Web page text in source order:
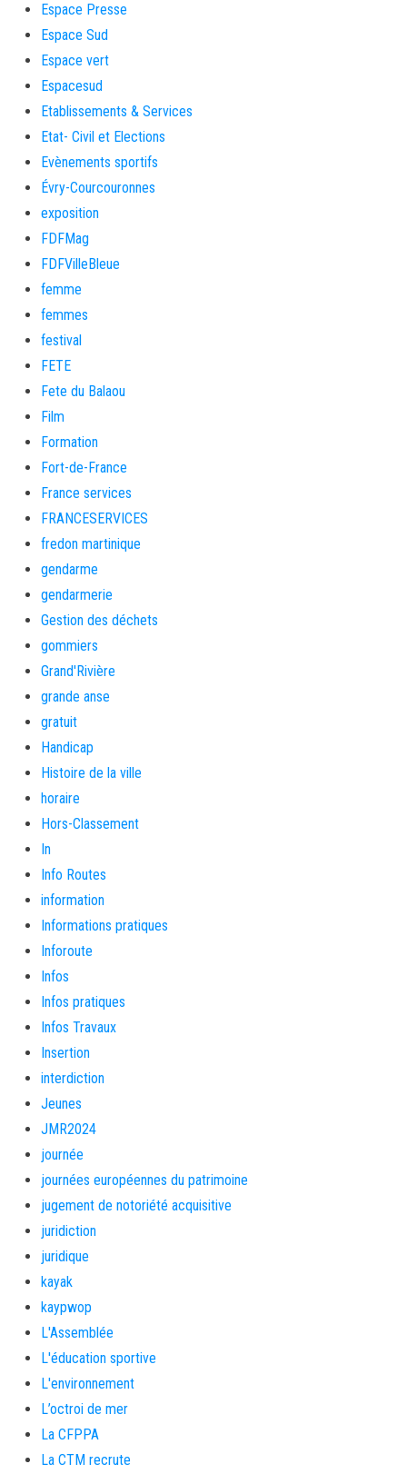
Espace Presse
Espace Sud
Espace vert
Espacesud
Etablissements & Services
Etat- Civil et Elections
Evènements sportifs
Évry-Courcouronnes
exposition
FDFMag
FDFVilleBleue
femme
femmes
festival
FETE
Fete du Balaou
Film
Formation
Fort-de-France
France services
FRANCESERVICES
fredon martinique
gendarme
gendarmerie
Gestion des déchets
gommiers
Grand'Rivière
grande anse
gratuit
Handicap
Histoire de la ville
horaire
Hors-Classement
In
Info Routes
information
Informations pratiques
Inforoute
Infos
Infos pratiques
Infos Travaux
Insertion
interdiction
Jeunes
JMR2024
journée
journées européennes du patrimoine
jugement de notoriété acquisitive
juridiction
juridique
kayak
kaypwop
L'Assemblée
L'éducation sportive
L'environnement
L’octroi de mer
La CFPPA
La CTM recrute